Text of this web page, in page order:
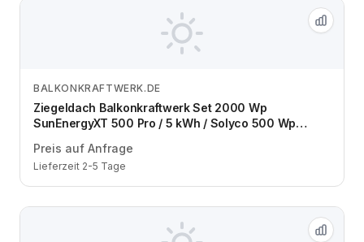
Zum Angebot
BALKONKRAFTWERK.DE
Ziegeldach Balkonkraftwerk Set 2000 Wp
SunEnergyXT 500 Pro / 5 kWh / Solyco 500 Wp
Preis auf Anfrage
Lieferzeit 2-5 Tage